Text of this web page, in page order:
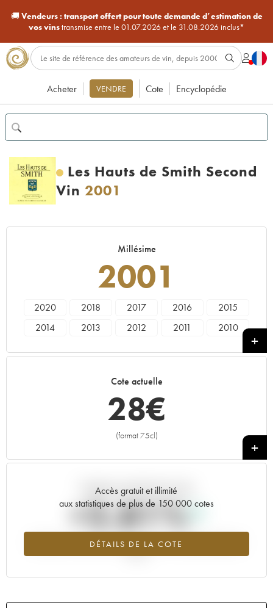
🚚Vendeurs : transport offert pour toute demande d’estimation de
vos vinstransmise entre le 01.07.2026 et le 31.08.2026 inclus*
Acheter VENDRE Cote Encyclopédie
Les Hauts de Smith Second
Vin 2001
Millésime
2001
2020 2018 2017 2016
2015
2014
2013 2012 2011
2010
Cote actuelle
28€
(format 75cl)
+
Accès gratuit et illimité
aux statistiques de plus de 150 000 cotes
DÉTAILS DE LA COTE
Tendance actuelle de la cote
+2.81%
Tendance à la hausse du millésime 2001 en 2026 par rapport à